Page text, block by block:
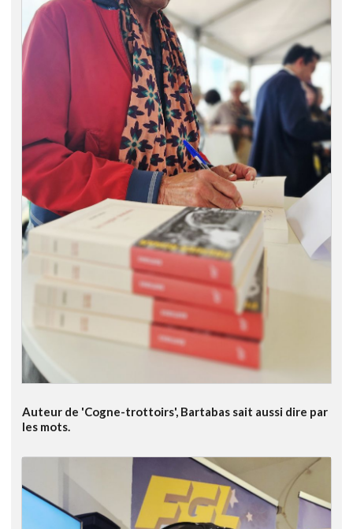
Auteur de 'Cogne-trottoirs', Bartabas sait aussi dire par
les mots.